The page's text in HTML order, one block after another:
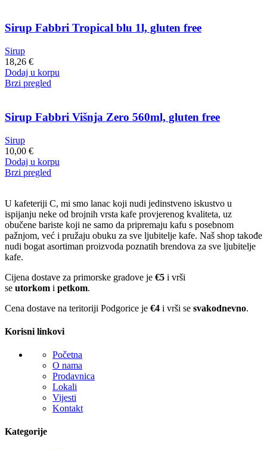
Sirup Fabbri Tropical blu 1l, gluten free
Sirup
18,26 €
Dodaj u korpu
Brzi pregled
Sirup Fabbri Višnja Zero 560ml, gluten free
Sirup
10,00 €
Dodaj u korpu
Brzi pregled
U kafeteriji C, mi smo lanac koji nudi jedinstveno iskustvo u
ispijanju neke od brojnih vrsta kafe provjerenog kvaliteta, uz
obučene bariste koji ne samo da pripremaju kafu s posebnom
pažnjom, već i pružaju obuku za sve ljubitelje kafe. Naš shop takođe
nudi bogat asortiman proizvoda poznatih brendova za sve ljubitelje
kafe.
Cijena dostave za primorske gradove je €5 i vrši
se utorkom i petkom.
Cena dostave na teritoriji Podgorice je €4 i vrši se svakodnevno.
Korisni linkovi
Početna
O nama
Prodavnica
Lokali
Vijesti
Kontakt
Kategorije